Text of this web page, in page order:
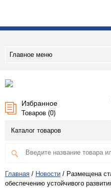
Главное меню
Избранное
Товаров (0)
Каталог товаров
Главная / Новости / Размещена
обеспечению устойчивого